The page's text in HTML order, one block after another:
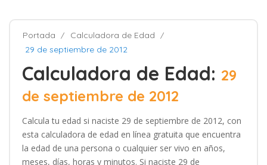
Portada
Calculadora de Edad
29 de septiembre de 2012
Calculadora de Edad: 29
de septiembre de 2012
Calcula tu edad si naciste 29 de septiembre de 2012, con
esta calculadora de edad en línea gratuita que encuentra
la edad de una persona o cualquier ser vivo en años,
meses, días, horas y minutos. Si naciste 29 de